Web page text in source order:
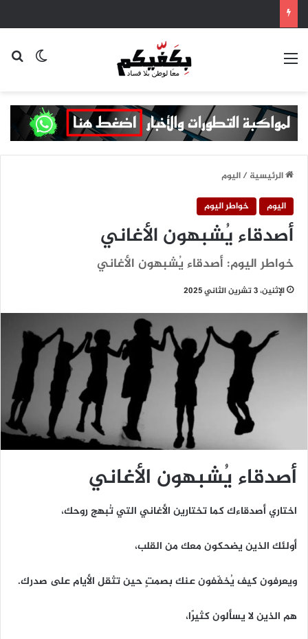
القائمة
الرئيسية/اليوم
اليوم
خواطر اليوم
أصدقاء يُشبهون الأغاني
خواطر اليوم: أصدقاء يُشبهون الأغاني
الإثنين، 3 تشرين الثاني 2025
أصدقاء يُشبهون الأغاني
اختاري أصدقاءك كما تختارين الأغاني التي تُبهج روحك،
أولئك الذين يضحكون معك من القلب،
ويعرفون كيف يُخفّفون عنك بصمتٍ حين تثقل الأيام على صدرك.
هم الذين لا يسألون كثيرًا،